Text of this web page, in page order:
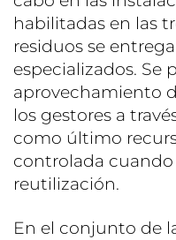
habilitadas en las
residuos se
especializados. Se
aprovechamiento
los gestores a
como último
controlada cuando
reutilización.
En el conjunto de